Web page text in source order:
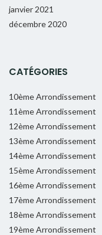
janvier 2021
décembre 2020
CATÉGORIES
10ème Arrondissement
11ème Arrondissement
12ème Arrondissement
13ème Arrondissement
14ème Arrondissement
15ème Arrondissement
16ème Arrondissement
17ème Arrondissement
18ème Arrondissement
19ème Arrondissement